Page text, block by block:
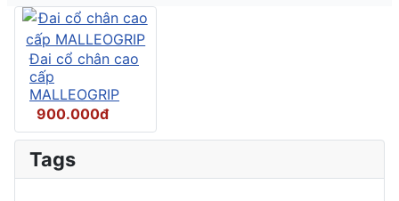
Đai cổ chân cao
cấp
MALLEOGRIP
900.000đ
Tags